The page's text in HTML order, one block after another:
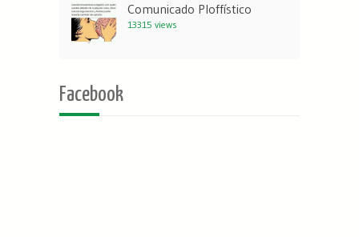
Comunicado Ploffístico
13315 views
Facebook